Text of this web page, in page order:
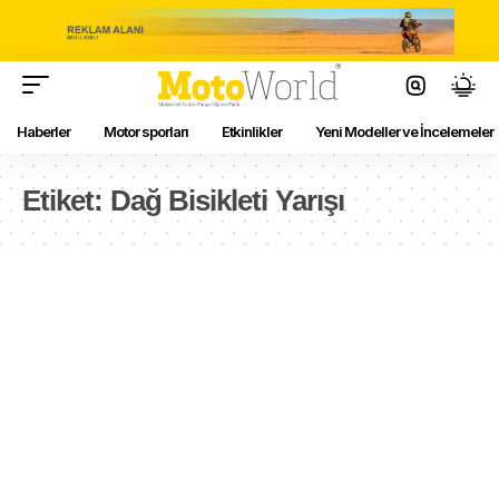
Haberler Motor sporları Etkinlikler Yeni Modeller ve İncelemeler
Etiket: Dağ Bisikleti Yarışı